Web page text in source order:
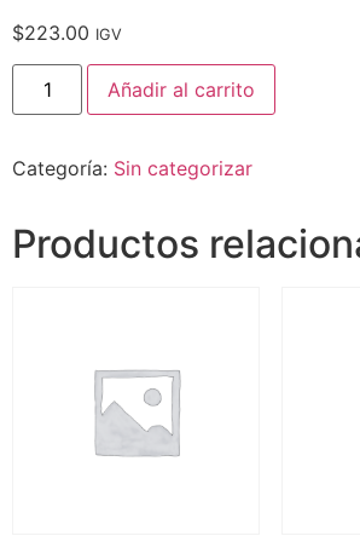
$223.00 IGV
Añadir al carrito
Categoría: Sin categorizar
Productos